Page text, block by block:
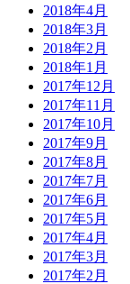
2018年4月
2018年3月
2018年2月
2018年1月
2017年12月
2017年11月
2017年10月
2017年9月
2017年8月
2017年7月
2017年6月
2017年5月
2017年4月
2017年3月
2017年2月